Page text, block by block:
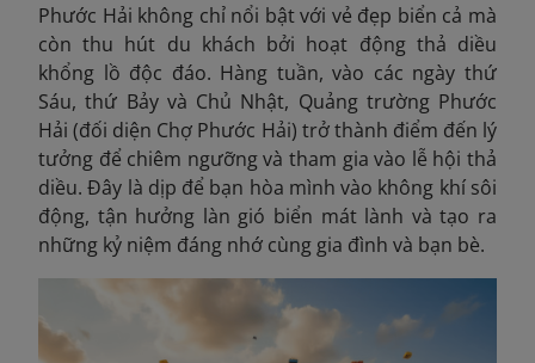
Phước Hải không chỉ nổi bật với vẻ đẹp biển cả mà
còn thu hút du khách bởi hoạt động thả diều
khổng lồ độc đáo. Hàng tuần, vào các ngày thứ
Sáu, thứ Bảy và Chủ Nhật, Quảng trường Phước
Hải (đối diện Chợ Phước Hải) trở thành điểm đến lý
tưởng để chiêm ngưỡng và tham gia vào lễ hội thả
diều. Đây là dịp để bạn hòa mình vào không khí sôi
động, tận hưởng làn gió biển mát lành và tạo ra
những kỷ niệm đáng nhớ cùng gia đình và bạn bè.